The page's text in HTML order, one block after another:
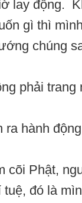
lay động.
gì thì
chúng
phải trang
hành
cõi Phật,
đó là